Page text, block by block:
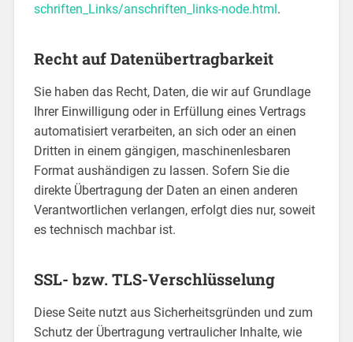
schriften_Links/anschriften_links-node.html.
Recht auf Datenübertragbarkeit
Sie haben das Recht, Daten, die wir auf Grundlage
Ihrer Einwilligung oder in Erfüllung eines Vertrags
automatisiert verarbeiten, an sich oder an einen
Dritten in einem gängigen, maschinenlesbaren
Format aushändigen zu lassen. Sofern Sie die
direkte Übertragung der Daten an einen anderen
Verantwortlichen verlangen, erfolgt dies nur, soweit
es technisch machbar ist.
SSL- bzw. TLS-Verschlüsselung
Diese Seite nutzt aus Sicherheitsgründen und zum
Schutz der Übertragung vertraulicher Inhalte, wie